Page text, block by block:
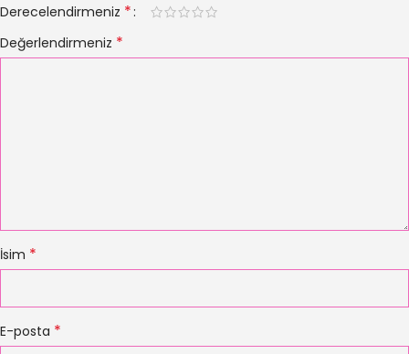
Derecelendirmeniz *
Değerlendirmeniz *
İsim *
E-posta *